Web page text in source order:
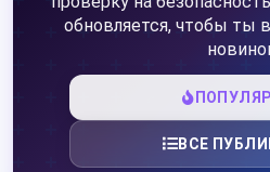
обновляется, чтобы ты
ВСЕ